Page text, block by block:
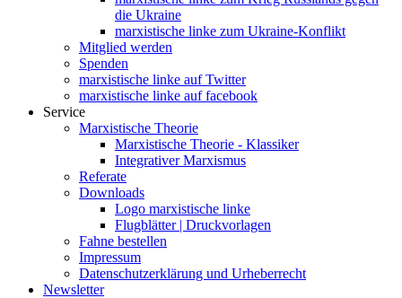
die Ukraine
marxistische linke zum Ukraine-Konflikt
Mitglied werden
Spenden
marxistische linke auf Twitter
marxistische linke auf facebook
Service
Marxistische Theorie
Marxistische Theorie - Klassiker
Integrativer Marxismus
Referate
Downloads
Logo marxistische linke
Flugblätter | Druckvorlagen
Fahne bestellen
Impressum
Datenschutzerklärung und Urheberrecht
Newsletter